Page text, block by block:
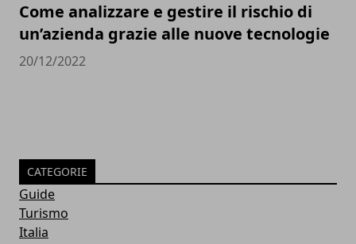
Come analizzare e gestire il rischio di
un’azienda grazie alle nuove tecnologie
20/12/2022
CATEGORIE
Guide
Turismo
Italia